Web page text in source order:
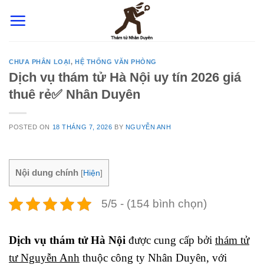
CHƯA PHÂN LOẠI, HỆ THỐNG VĂN PHÒNG
Dịch vụ thám tử Hà Nội uy tín 2026 giá
thuê rẻ✅ Nhân Duyên
POSTED ON 18 THÁNG 7, 2026 BY NGUYỄN ANH
Nội dung chính [Hiện]
5/5 - (154 bình chọn)
Dịch vụ thám tử Hà Nội được cung cấp bởi thám tử
tư Nguyễn Anh thuộc công ty Nhân Duyên, với